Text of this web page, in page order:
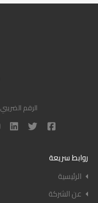
الرقم الضريبي
روابط سريعة
الرئيسية
عن الشركة